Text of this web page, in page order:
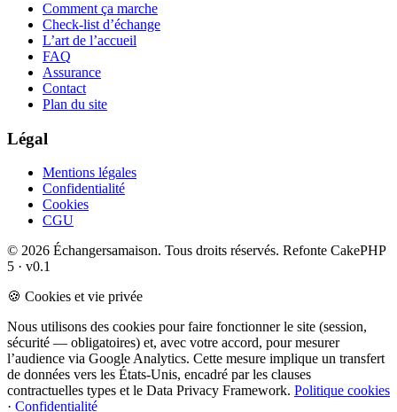
Comment ça marche
Check-list d’échange
L’art de l’accueil
FAQ
Assurance
Contact
Plan du site
Légal
Mentions légales
Confidentialité
Cookies
CGU
© 2026 Échangersamaison. Tous droits réservés. Refonte CakePHP
5 · v0.1
🍪 Cookies et vie privée
Nous utilisons des cookies pour faire fonctionner le site (session,
sécurité — obligatoires) et, avec votre accord, pour mesurer
l’audience via Google Analytics. Cette mesure implique un transfert
de données vers les États-Unis, encadré par les clauses
contractuelles types et le Data Privacy Framework. Politique cookies
· Confidentialité